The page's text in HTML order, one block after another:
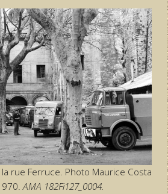
rue Ferruce. Photo Maurice Costa
AMA 182Fi127_0004.